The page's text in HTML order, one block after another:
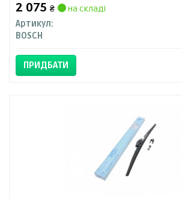
2 075 ₴
на складі
Артикул:
BOSCH
ПРИДБАТИ